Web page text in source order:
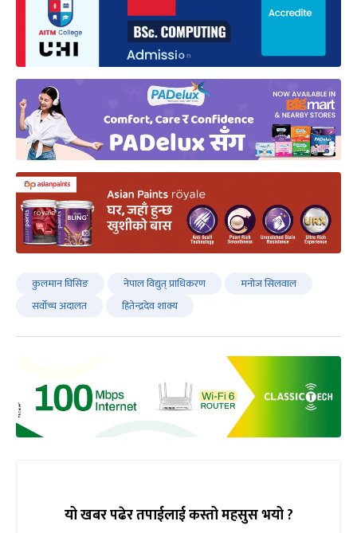
कुलमान घिसिङ नेपाल विद्युत् प्राधिकरण
मनोज सिलवाल
सर्वोच्च अदालत
हितेन्द्रदेव शाक्य
यो खबर पढेर तपाईलाई कस्तो महसुस भयो ?